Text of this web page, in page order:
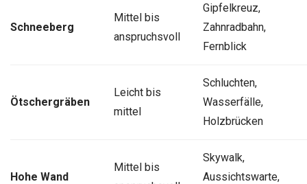
Schneeberg
Mittel bis
anspruchsvoll
Gipfelkreuz,
Zahnradbahn,
Fernblick
Ötschergräben
Leicht bis
mittel
Schluchten,
Wasserfälle,
Holzbrücken
Hohe Wand
Mittel bis
Skywalk,
Aussichtswarte,